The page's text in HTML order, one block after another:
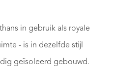
in gebruik als royale
- is in dezelfde stijl
geïsoleerd gebouwd.